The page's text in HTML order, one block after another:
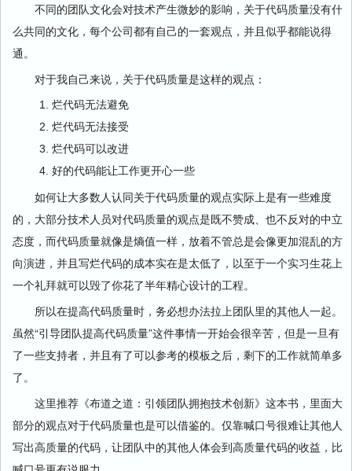
不同的团队文化会对技术产生微妙的影响，关于代码质量没有什
么共同的文化，每个公司都有自己的一套观点，并且似乎都能说得
通。
对于我自己来说，关于代码质量是这样的观点：
烂代码无法避免
烂代码无法接受
烂代码可以改进
好的代码能让工作更开心一些
如何让大多数人认同关于代码质量的观点实际上是有一些难度
的，大部分技术人员对代码质量的观点是既不赞成、也不反对的中立
态度，而代码质量就像是熵值一样，放着不管总是会像更加混乱的方
向演进，并且写烂代码的成本实在是太低了，以至于一个实习生花上
一个礼拜就可以毁了你花了半年精心设计的工程。
所以在提高代码质量时，务必想办法拉上团队里的其他人一起。
虽然“引导团队提高代码质量”这件事情一开始会很辛苦，但是一旦有
了一些支持者，并且有了可以参考的模板之后，剩下的工作就简单多
了。
这里推荐《布道之道：引领团队拥抱技术创新》这本书，里面大
部分的观点对于代码质量也是可以借鉴的。仅靠喊口号很难让其他人
写出高质量的代码，让团队中的其他人体会到高质量代码的收益，比